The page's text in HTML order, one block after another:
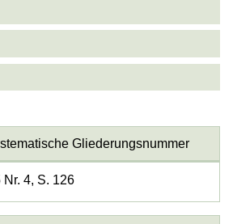
Gliederungsnummer
4, S. 126